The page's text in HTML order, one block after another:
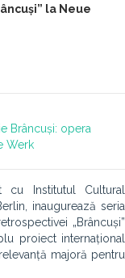
la Neue
Brâncuși: opera
Werk
cu Institutul Cultural
inaugurează seria
„Brâncuși”
proiect internațional
majoră pentru